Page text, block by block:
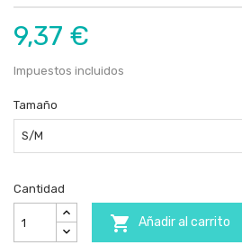
9,37 €
Impuestos incluidos
Tamaño
Cantidad
 Añadir al carrito